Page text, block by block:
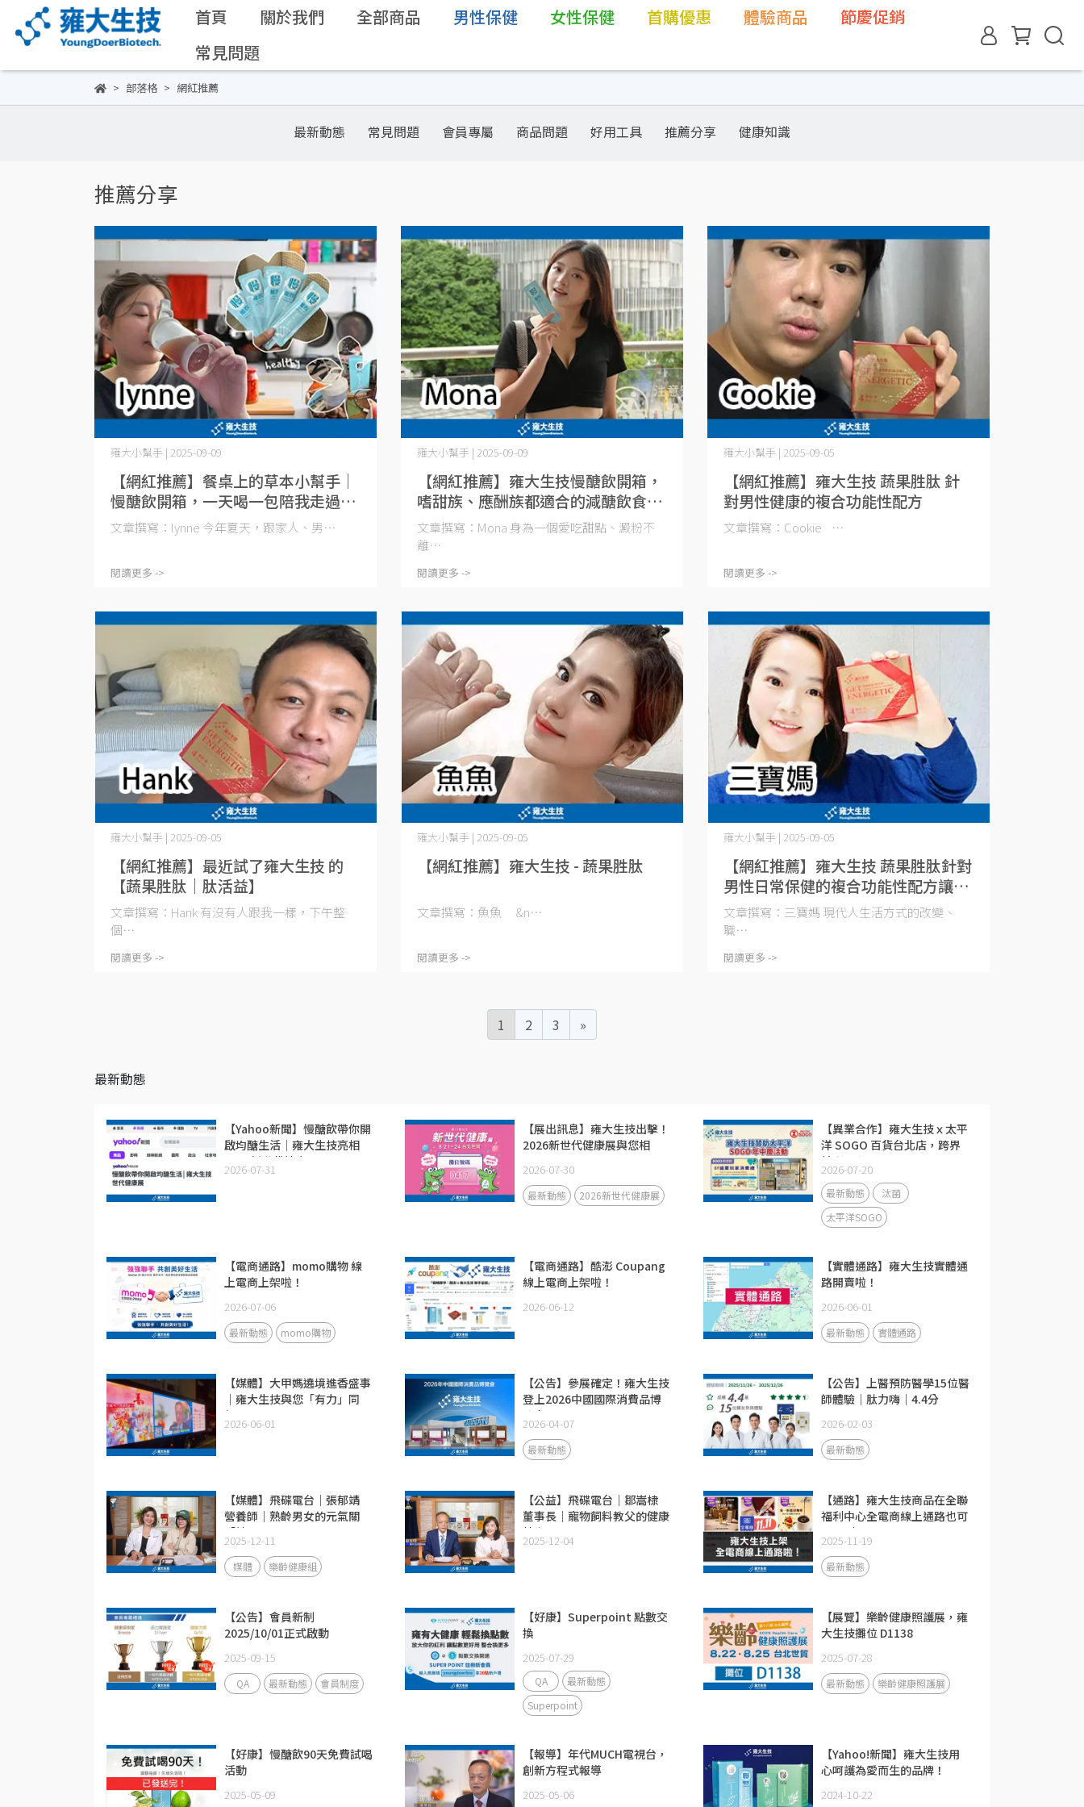
首頁 關於我們 全部商品 男性保健 女性保健 首購優惠 體驗商品
節慶促銷
常見問題
部落格 網紅推薦
最新動態 常見問題 會員專屬 商品問題 好用工具 推薦分享 健康知識
推薦分享
【網紅推薦】餐桌上的草本小幫手｜
慢醣飲開箱，一天喝一包陪我走過聚
會多多的夏天
雍大小幫手 | 2025-09-09
文章撰寫：lynne 今年夏天，跟家人、男⋯
閱讀更多 ->
【網紅推薦】雍大生技慢醣飲開箱，
嗜甜族、應酬族都適合的減醣飲食保
健飲品推薦
雍大小幫手 | 2025-09-09
文章撰寫：Mona 身為一個愛吃甜點、澱粉不
離⋯
閱讀更多 ->
【網紅推薦】雍大生技 蔬果胜肽 針
對男性健康的複合功能性配方
雍大小幫手 | 2025-09-05
文章撰寫：Cookie ⋯
閱讀更多 ->
【網紅推薦】最近試了雍大生技 的
【蔬果胜肽｜肽活益】
雍大小幫手 | 2025-09-05
文章撰寫：Hank 有沒有人跟我一樣，下午整
個⋯
閱讀更多 ->
【網紅推薦】雍大生技 - 蔬果胜肽
雍大小幫手 | 2025-09-05
文章撰寫：魚魚 &n⋯
閱讀更多 ->
【網紅推薦】雍大生技 蔬果胜肽針對
男性日常保健的複合功能性配方讓三
寶爸續航力持續發動
雍大小幫手 | 2025-09-05
文章撰寫：三寶媽 現代人生活方式的改變、
職⋯
閱讀更多 ->
1 2 3 »
最新動態
【Yahoo新聞】慢醣飲帶你開
啟均醣生活│雍大生技亮相
2026新世代健康展
2026-07-31
【展出訊息】雍大生技出擊！
2026新世代健康展與您相
2026-07-30
最新動態 2026新世代健康展
【異業合作】雍大生技ｘ太平
洋 SOGO 百貨台北店，跨界
精彩回顧！
2026-07-20
最新動態
汰菌
太平洋SOGO
【電商通路】momo購物 線
上電商上架啦！
2026-07-06
最新動態 momo購物
【電商通路】酷澎 Coupang
線上電商上架啦！
2026-06-12
【實體通路】雍大生技實體通
路開賣啦！
2026-06-01
最新動態 實體通路
【媒體】大甲媽遶境進香盛事
｜雍大生技與您「有力」同
行！
2026-06-01
【公告】參展確定！雍大生技
登上2026中國國際消費品博
覽會
2026-04-07
最新動態
【公告】上醫預防醫學15位醫
師體驗｜肽力嗨｜4.4分
2026-02-03
最新動態
【媒體】飛碟電台｜張郁靖
營養師｜熟齡男女的元氣關
「健」
2025-12-11
媒體 樂齡健康組
【公益】飛碟電台｜鄒嵩棣
董事長｜寵物飼料教父的健康
轉身
2025-12-04
【通路】雍大生技商品在全聯
福利中心全電商線上通路也可
以買到了喔！
2025-11-19
最新動態
【公告】會員新制
2025/10/01正式啟動
2025-09-15
QA 最新動態 會員制度
【好康】Superpoint 點數交
換
2025-07-29
QA
最新動態
Superpoint
【展覽】樂齡健康照護展，雍
大生技攤位 D1138
2025-07-28
最新動態 樂齡健康照護展
【好康】慢醣飲90天免費試喝
活動
2025-05-09
【報導】年代MUCH電視台，
創新方程式報導
2025-05-06
【Yahoo!新聞】雍大生技用
心呵護為愛而生的品牌！
2024-10-22